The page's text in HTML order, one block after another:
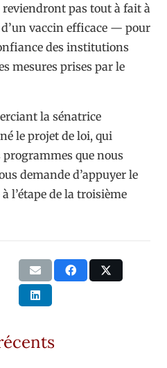
pas tout à fait à
d’un vaccin efficace — pour
des institutions
mesures prises par le
la sénatrice
le projet de loi, qui
que nous
demande d’appuyer le
l’étape de la troisième